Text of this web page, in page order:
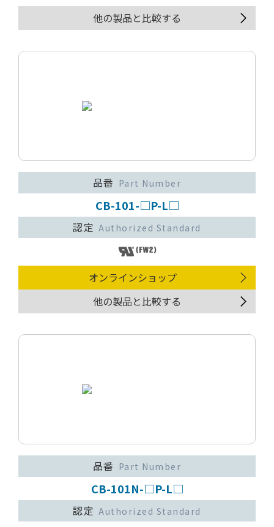
他の製品と比較する
品番 Part Number
CB-101-□P-L□
認定 Authorized Standard
オンラインショップ
他の製品と比較する
品番 Part Number
CB-101N-□P-L□
認定 Authorized Standard